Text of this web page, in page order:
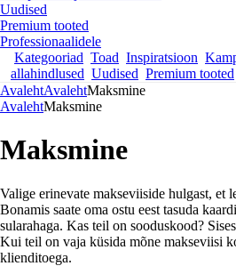
Uudised
Premium tooted
Professionaalidele
Kategooriad Toad Inspiratsioon
allahindlused Uudised Premium tooted
AvalehtAvalehtMaksmine
AvalehtMaksmine
Maksmine
Valige erinevate makseviiside hulgast, et
Bonamis saate oma ostu eest tasuda
sularahaga. Kas teil on sooduskood?
Kui teil on vaja küsida mõne makseviisi
klienditoega.